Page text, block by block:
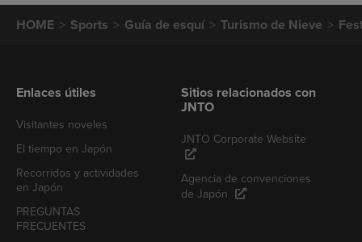
HOME Sports Guía de esquí Turismo de Nieve
Enlaces útiles
Visitantes noveles
El tiempo en Japón
Recorridos y actividades
en Japón
PREGUNTAS
FRECUENTES
Sitios relacionados con
JNTO
JNTO Corporate Website
Agencia de convenciones
de Japón